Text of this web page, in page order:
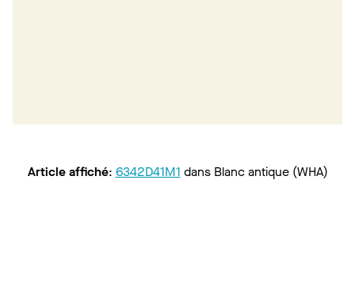
Article affiché: 6342D41M1 dans Blanc antique (WHA)